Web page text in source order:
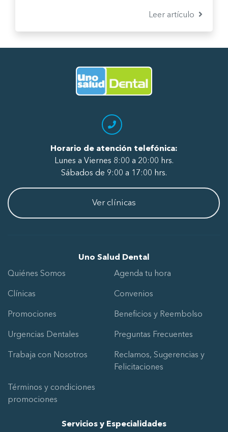
Leer artículo
Ir al Inicio
Horario de atención telefónica:
Lunes a Viernes 8:00 a 20:00 hrs.
Sábados de 9:00 a 17:00 hrs.
Ver clínicas
Uno Salud Dental
Quiénes Somos
Agenda tu hora
Clínicas Convenios
Promociones Beneficios y Reembolso
Urgencias Dentales Preguntas Frecuentes
Trabaja con Nosotros
Reclamos, Sugerencias y
Felicitaciones
Términos y condiciones
promociones
Servicios y Especialidades